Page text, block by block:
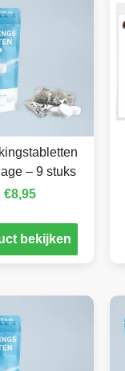
– 9 stuks
€8,95
bekijken